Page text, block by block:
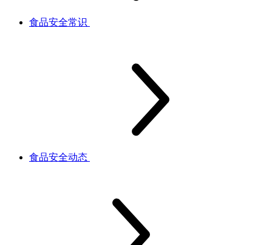
食品安全常识
食品安全动态